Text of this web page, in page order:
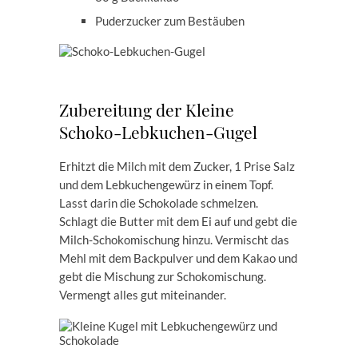
Puderzucker zum Bestäuben
Zubereitung der Kleine
Schoko-Lebkuchen-Gugel
Erhitzt die Milch mit dem Zucker, 1 Prise Salz
und dem Lebkuchengewürz in einem Topf.
Lasst darin die Schokolade schmelzen.
Schlagt die Butter mit dem Ei auf und gebt die
Milch-Schokomischung hinzu. Vermischt das
Mehl mit dem Backpulver und dem Kakao und
gebt die Mischung zur Schokomischung.
Vermengt alles gut miteinander.